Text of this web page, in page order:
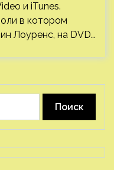
и iTunes.
в котором
Лоуренс, на DVD…